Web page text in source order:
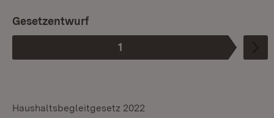
Phase
1
:
Gesetzentwurf
Haushaltsbegleitgesetz 2022